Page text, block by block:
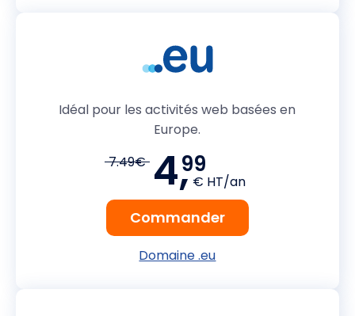
Idéal pour les activités web basées en
Europe.
7.49€ 4,99
€ HT/an
Commander
Domaine .eu